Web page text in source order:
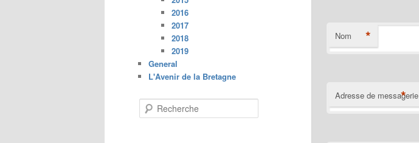
Nom *
Adresse de messagerie
*
2016
2017
2018
2019
General
L'Avenir de la Bretagne
e